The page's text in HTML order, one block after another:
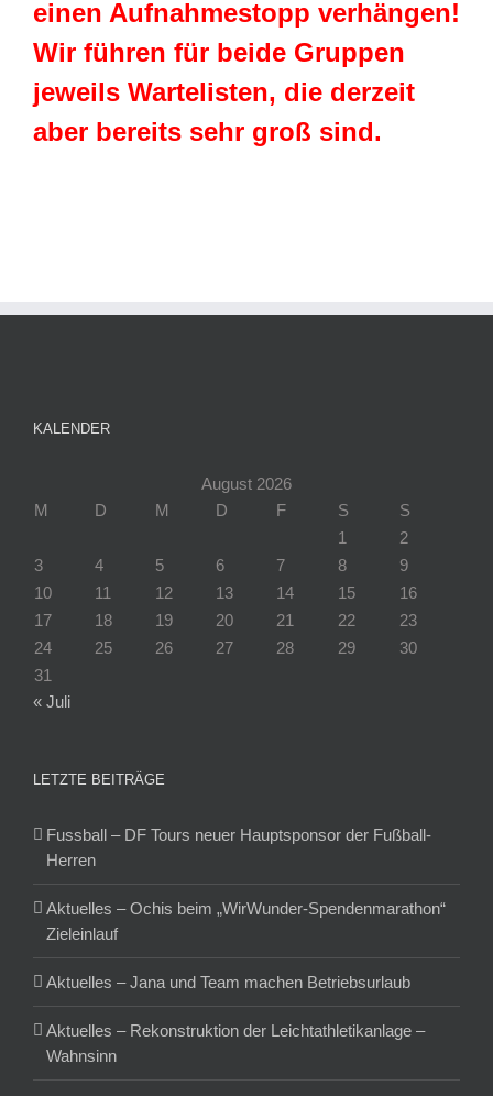
einen Aufnahmestopp verhängen!
Wir führen für beide Gruppen
jeweils Wartelisten, die derzeit
aber bereits sehr groß sind.
KALENDER
August 2026
M
D M D F S
S
1
2
3
4 5 6 7 8
9
10
11 12 13 14 15
16
17
18 19 20 21 22
23
24
25 26 27 28 29
30
31
« Juli
LETZTE BEITRÄGE
Fussball – DF Tours neuer Hauptsponsor der Fußball-
Herren
Aktuelles – Ochis beim „WirWunder-Spendenmarathon“
Zieleinlauf
Aktuelles – Jana und Team machen Betriebsurlaub
Aktuelles – Rekonstruktion der Leichtathletikanlage –
Wahnsinn